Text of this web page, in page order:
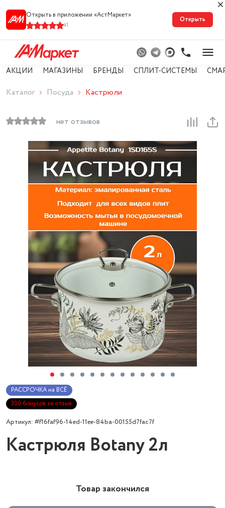
Открыть в приложении «АстМарке‪т‬»
41
Открыть
АКЦИИ МАГАЗИНЫ БРЕНДЫ СПЛИТ-СИСТЕМЫ
Каталог Посуда Кастрюли
нет отзывов
РАССРОЧКА на ВСЁ
300 бонусов за отзыв
Артикул: #f16faf96-14ed-11ee-84ba-00155d7fac7f
Кастрюля Botany 2л
Товар закончился